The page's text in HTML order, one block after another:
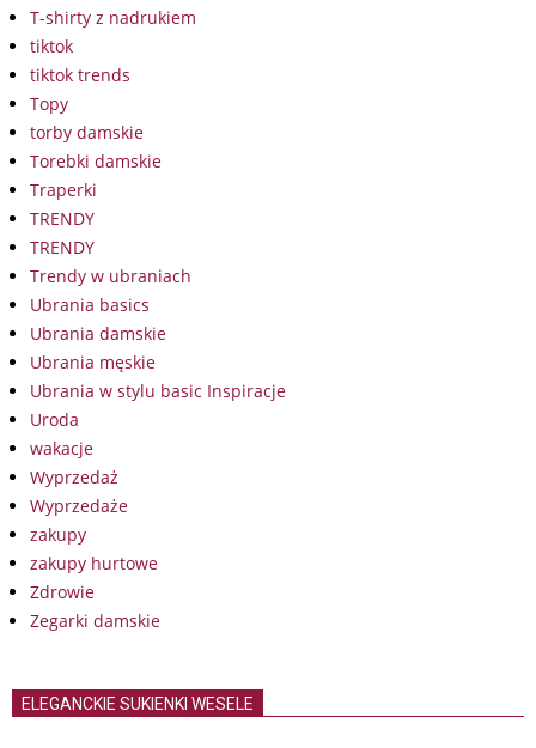
T-shirty z nadrukiem
tiktok
tiktok trends
Topy
torby damskie
Torebki damskie
Traperki
TRENDY
TRENDY
Trendy w ubraniach
Ubrania basics
Ubrania damskie
Ubrania męskie
Ubrania w stylu basic Inspiracje
Uroda
wakacje
Wyprzedaż
Wyprzedaże
zakupy
zakupy hurtowe
Zdrowie
Zegarki damskie
ELEGANCKIE SUKIENKI WESELE